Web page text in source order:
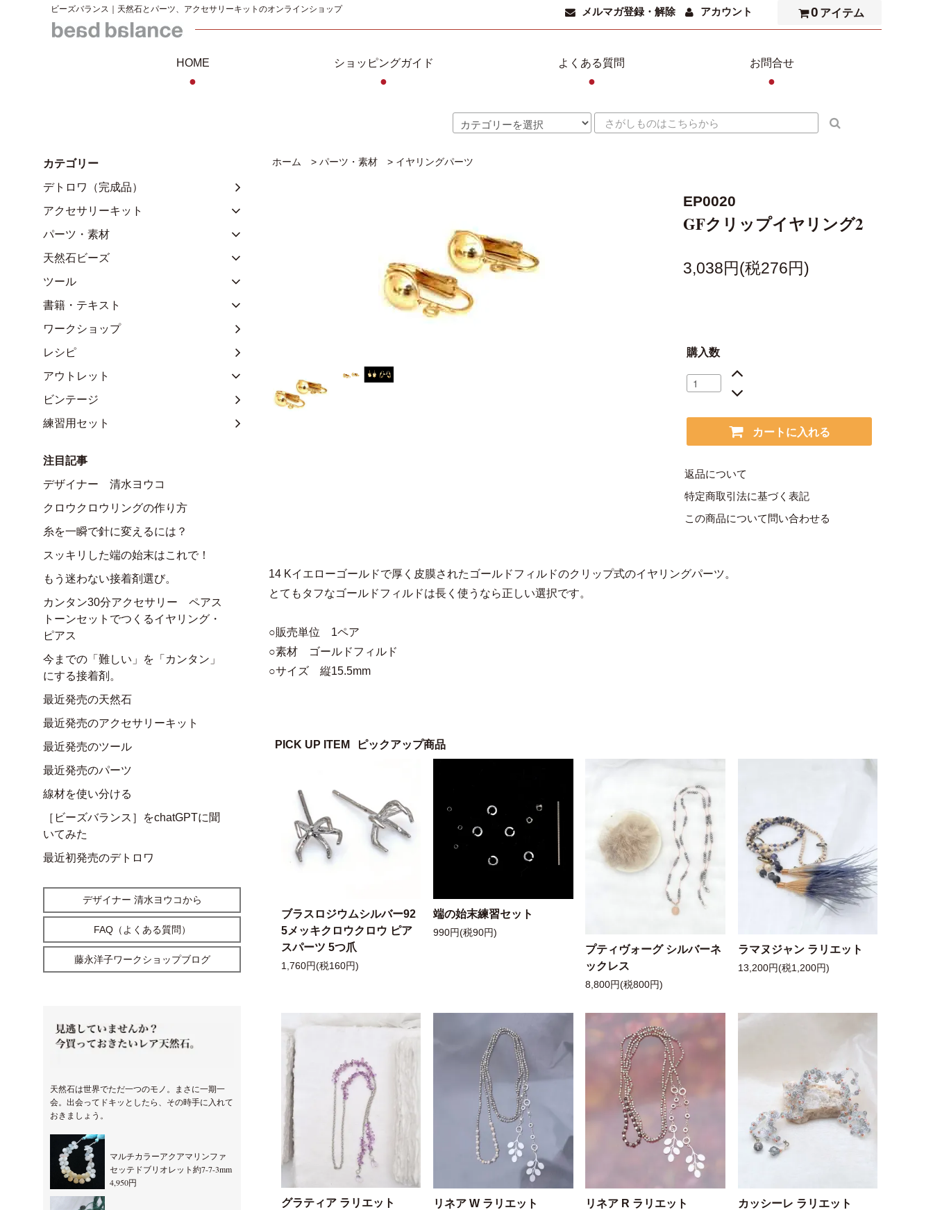
ビーズバランス｜天然石とパーツ、アクセサリーキットのオンラインショップ メルマガ登録・解除 アカウント 0 アイテム
HOME
●
ショッピングガイド
●
よくある質問
●
お問合せ
●
ホーム > パーツ・素材 > イヤリングパーツ
EP0020
GFクリップイヤリング2
3,038円(税276円)
購入数
カートに入れる
返品について
特定商取引法に基づく表記
この商品について問い合わせる
14 Kイエローゴールドで厚く皮膜されたゴールドフィルドのクリップ式のイヤリングパーツ。
とてもタフなゴールドフィルドは長く使うなら正しい選択です。
○販売単位 1ペア
○素材 ゴールドフィルド
○サイズ 縦15.5mm
PICK UP ITEM ピックアップ商品
ブラスロジウムシルバー92
5メッキクロウクロウ ピア
スパーツ 5つ爪
1,760円(税160円)
端の始末練習セット
990円(税90円)
プティヴォーグ シルバーネ
ックレス
8,800円(税800円)
ラマヌジャン ラリエット
13,200円(税1,200円)
グラティア ラリエット リネア W ラリエット リネア R ラリエット カッシーレ ラリエット
カテゴリー
デトロワ（完成品）
アクセサリーキット
パーツ・素材
天然石ビーズ
ツール
書籍・テキスト
ワークショップ
レシピ
アウトレット
ビンテージ
練習用セット
注目記事
デザイナー 清水ヨウコ
クロウクロウリングの作り方
糸を一瞬で針に変えるには？
スッキリした端の始末はこれで！
もう迷わない接着剤選び。
カンタン30分アクセサリー ペアス
トーンセットでつくるイヤリング・
ピアス
今までの「難しい」を「カンタン」
にする接着剤。
最近発売の天然石
最近発売のアクセサリーキット
最近発売のツール
最近発売のパーツ
線材を使い分ける
［ビーズバランス］をchatGPTに聞
いてみた
最近初発売のデトロワ
デザイナー 清水ヨウコから
FAQ（よくある質問）
藤永洋子ワークショップブログ
天然石は世界でただ一つのモノ。まさに一期一
会。出会ってドキッとしたら、その時手に入れて
おきましょう。
マルチカラーアクアマリンファ
セッテドブリオレット約7-7-3mm
4,950円